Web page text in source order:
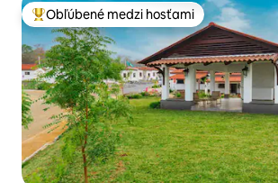
Najobľúbenejšie medzi hosťami
Obľúbené medzi hosťami